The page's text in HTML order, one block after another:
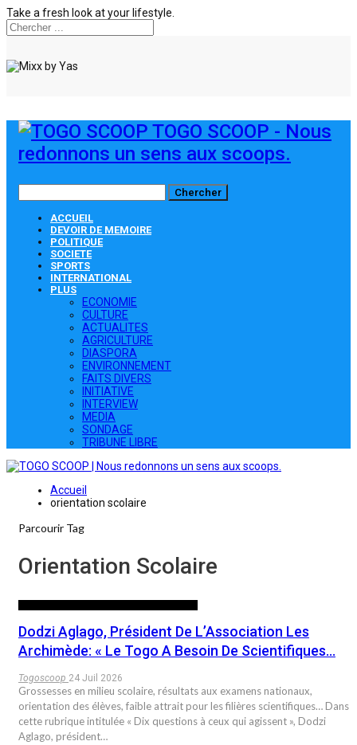
Take a fresh look at your lifestyle.
TOGO SCOOP - Nous
redonnons un sens aux scoops.
ACCUEIL
DEVOIR DE MEMOIRE
POLITIQUE
SOCIETE
SPORTS
INTERNATIONAL
PLUS
ECONOMIE
CULTURE
ACTUALITES
AGRICULTURE
DIASPORA
ENVIRONNEMENT
FAITS DIVERS
INITIATIVE
INTERVIEW
MEDIA
SONDAGE
TRIBUNE LIBRE
Accueil
orientation scolaire
Parcourir Tag
Orientation Scolaire
Dodzi Aglago, Président De L’Association Les
Archimède: « Le Togo A Besoin De Scientifiques…
Togoscoop 24 Juil 2026
Grossesses en milieu scolaire, résultats aux examens nationaux,
orientation des élèves, faible attrait pour les filières scientifiques… Dans
cette rubrique intitulée « Dix questions à ceux qui agissent », Dodzi
Aglago, président…